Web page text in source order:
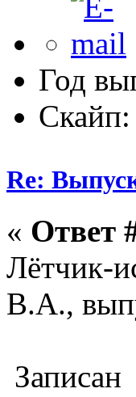
Год
Скайп:
Re:
« Ответ
Лётчик-
В.А.,
Записан